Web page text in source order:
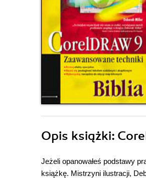
Opis książki:
Jeżeli opanowałeś podstawy
książkę. Mistrzyni ilustracji,